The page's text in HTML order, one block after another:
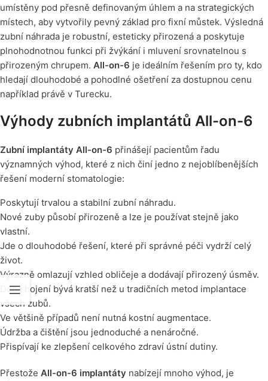
umístěny pod přesně definovaným úhlem a na strategických
místech, aby vytvořily pevný základ pro fixní můstek. Výsledná
zubní náhrada je robustní, esteticky přirozená a poskytuje
plnohodnotnou funkci při žvýkání i mluvení srovnatelnou s
přirozeným chrupem. All-on-6 je ideálním řešením pro ty, kdo
hledají dlouhodobé a pohodlné ošetření za dostupnou cenu
například právě v Turecku.
Výhody zubních implantátů All-on-6
Zubní implantáty All-on-6 přinášejí pacientům řadu
významných výhod, které z nich činí jedno z nejoblíbenějších
řešení moderní stomatologie:
Poskytují trvalou a stabilní zubní náhradu.
Nové zuby působí přirozeně a lze je používat stejně jako
vlastní.
Jde o dlouhodobé řešení, které při správné péči vydrží celý
život.
Výrazně omlazují vzhled obličeje a dodávají přirozený úsměv.
Doba hojení bývá kratší než u tradičních metod implantace
všech zubů.
Ve většině případů není nutná kostní augmentace.
Údržba a čištění jsou jednoduché a nenáročné.
Přispívají ke zlepšení celkového zdraví ústní dutiny.
Přestože All-on-6 implantáty nabízejí mnoho výhod, je